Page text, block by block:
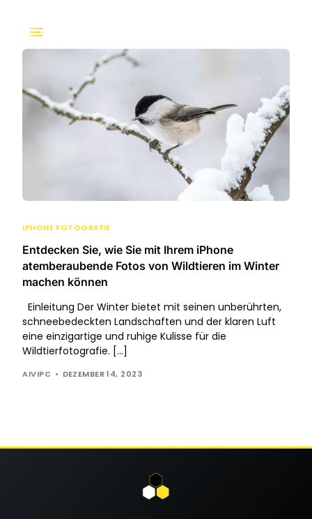
IPHONE FOTOGRAFIE
Entdecken Sie, wie Sie mit Ihrem iPhone
atemberaubende Fotos von Wildtieren im Winter
machen können
Einleitung Der Winter bietet mit seinen unberührten,
schneebedeckten Landschaften und der klaren Luft
eine einzigartige und ruhige Kulisse für die
Wildtierfotografie. […]
AIVIPC DEZEMBER 14, 2023